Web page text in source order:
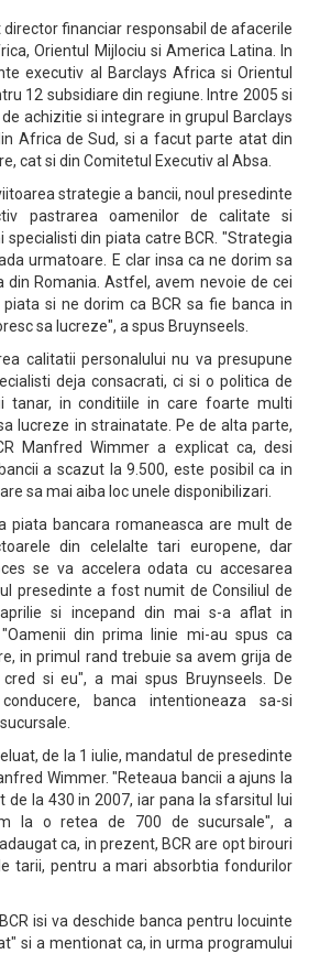
director financiar responsabil de afacerile
Orientul Mijlociu si America Latina. In
executiv al Barclays Africa si Orientul
12 subsidiare din regiune. Intre 2005 si
achizitie si integrare in grupul Barclays
Africa de Sud, si a facut parte atat din
cat si din Comitetul Executiv al Absa.
strategie a bancii, noul presedinte
pastrarea oamenilor de calitate si
din piata catre BCR. "Strategia
urmatoare. E clar insa ca ne dorim sa
Romania. Astfel, avem nevoie de cei
si ne dorim ca BCR sa fie banca in
sa lucreze", a spus Bruynseels.
calitatii personalului nu va presupune
deja consacrati, ci si o politica de
tanar, in conditiile in care foarte multi
lucreze in strainatate. Pe de alta parte,
Manfred Wimmer a explicat ca, desi
a scazut la 9.500, este posibil ca in
sa mai aiba loc unele disponibilizari.
piata bancara romaneasca are mult de
din celelalte tari europene, dar
se va accelera odata cu accesarea
presedinte a fost numit de Consiliul de
si incepand din mai s-a aflat in
din prima linie mi-au spus ca
in primul rand trebuie sa avem grija de
si eu", a mai spus Bruynseels. De
banca intentioneaza sa-si
de la 1 iulie, mandatul de presedinte
Wimmer. "Reteaua bancii a ajuns la
de la 430 in 2007, iar pana la sfarsitul lui
la o retea de 700 de sucursale", a
ca, in prezent, BCR are opt birouri
tarii, pentru a mari absorbtia fondurilor
isi va deschide banca pentru locuinte
si a mentionat ca, in urma programului